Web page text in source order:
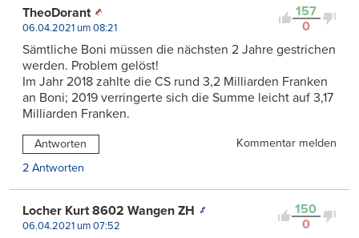
157
0
TheoDorant
06.04.2021 um 08:21
Sämtliche Boni müssen die nächsten 2 Jahre gestrichen
werden. Problem gelöst!
Im Jahr 2018 zahlte die CS rund 3,2 Milliarden Franken
an Boni; 2019 verringerte sich die Summe leicht auf 3,17
Milliarden Franken.
Antworten
Kommentar melden
2 Antworten
150
0
Locher Kurt 8602 Wangen ZH
06.04.2021 um 07:52